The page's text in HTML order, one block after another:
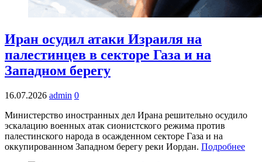
Иран осудил атаки Израиля на
палестинцев в секторе Газа и на
Западном берегу
16.07.2026 admin 0
Министерство иностранных дел Ирана решительно осудило
эскалацию военных атак сионистского режима против
палестинского народа в осажденном секторе Газа и на
оккупированном Западном берегу реки Иордан. Подробнее